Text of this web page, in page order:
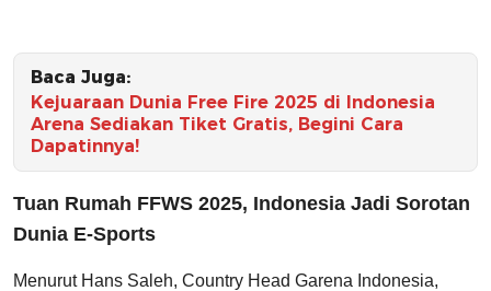
Baca Juga:
Kejuaraan Dunia Free Fire 2025 di Indonesia
Arena Sediakan Tiket Gratis, Begini Cara
Dapatinnya!
Tuan Rumah FFWS 2025, Indonesia Jadi Sorotan
Dunia E-Sports
Menurut Hans Saleh, Country Head Garena Indonesia,